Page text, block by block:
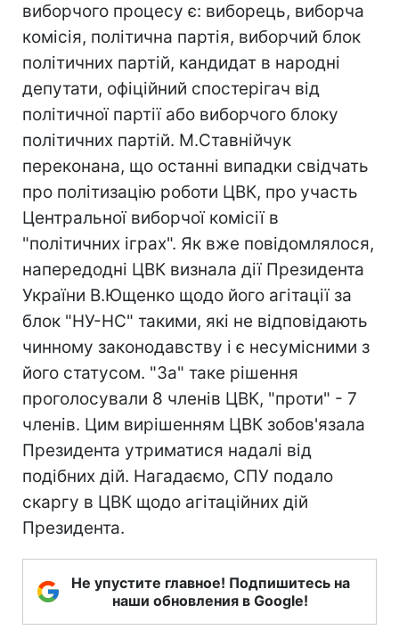
виборчого процесу є: виборець, виборча
комісія, політична партія, виборчий блок
політичних партій, кандидат в народні
депутати, офіційний спостерігач від
політичної партії або виборчого блоку
політичних партій. М.Ставнійчук
переконана, що останні випадки свідчать
про політизацію роботи ЦВК, про участь
Центральної виборчої комісії в
"політичних іграх". Як вже повідомлялося,
напередодні ЦВК визнала дії Президента
України В.Ющенко щодо його агітації за
блок "НУ-НС" такими, які не відповідають
чинному законодавству і є несумісними з
його статусом. "За" таке рішення
проголосували 8 членів ЦВК, "проти" - 7
членів. Цим вирішенням ЦВК зобов'язала
Президента утриматися надалі від
подібних дій. Нагадаємо, СПУ подало
скаргу в ЦВК щодо агітаційних дій
Президента.
Не упустите главное! Подпишитесь на
наши обновления в Google!